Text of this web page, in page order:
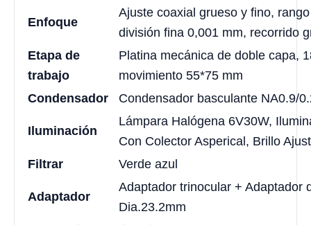
Enfoque
Ajuste coaxial grueso y fino,
división fina 0,001 mm, recorrido
Etapa de
trabajo
Platina mecánica de doble capa,
movimiento 55*75 mm
Condensador
Condensador basculante NA0.9/
Iluminación
Lámpara Halógena 6V30W,
Con Colector Asperical, Brillo
Filtrar
Verde azul
Adaptador
Adaptador trinocular + Adaptador
Dia.23.2mm